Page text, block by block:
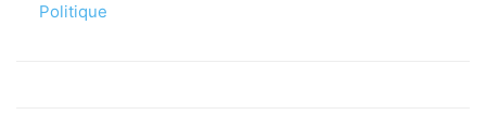
Par rapport à
Politique